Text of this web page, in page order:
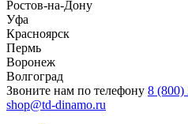
Ростов-на-Дону
Уфа
Красноярск
Пермь
Воронеж
Волгоград
Звоните нам по телефону 8 (800)
shop@td-dinamo.ru